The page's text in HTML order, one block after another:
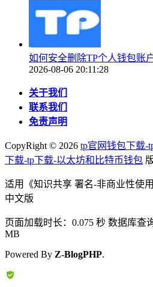
如何安全删除TP个人钱包账
2026-08-06 20:11:28
关于我们
联系我们
免责声明
CopyRight © 2026 tp官网钱包下载-
下载-tp下载-以太坊和比特币钱包
适用《知识共享 署名-非商业性使
中文版
页面加载时长：0.075 秒 数据库查
MB
Powered By Z-BlogPHP.